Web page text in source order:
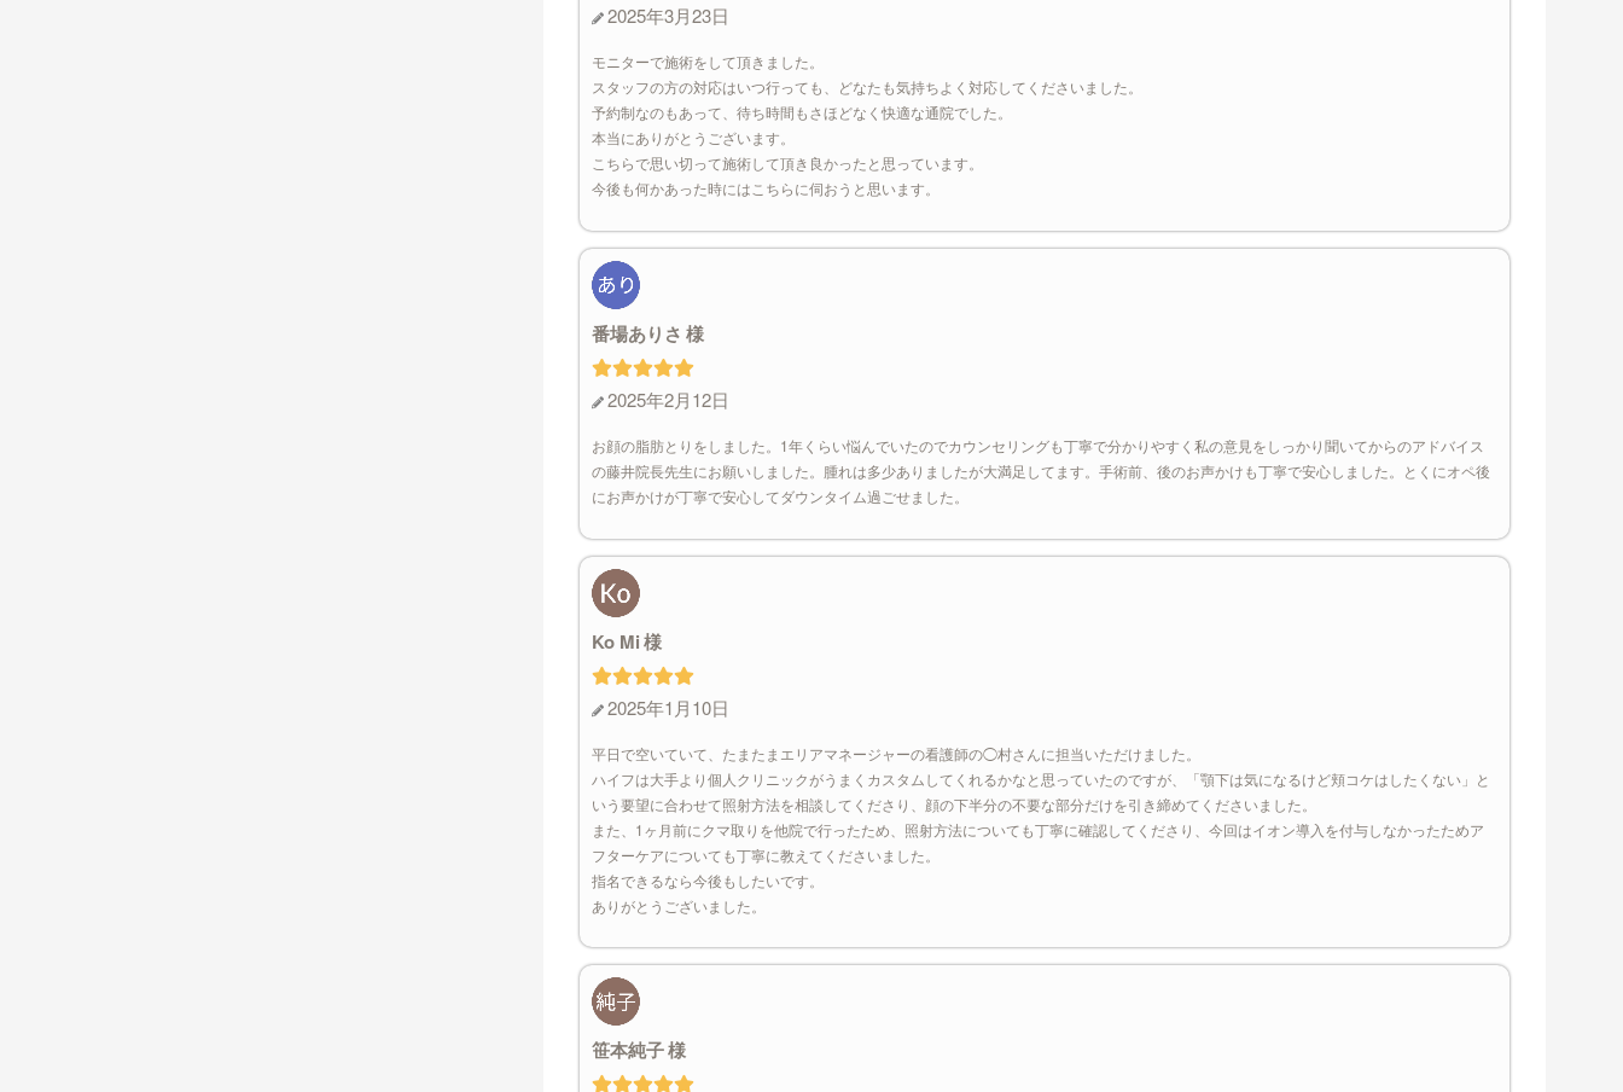
2025年3月23日
モニターで施術をして頂きました。
スタッフの方の対応はいつ行っても、どなたも気持ちよく対応してくださいました。
予約制なのもあって、待ち時間もさほどなく快適な通院でした。
本当にありがとうございます。
こちらで思い切って施術して頂き良かったと思っています。
今後も何かあった時にはこちらに伺おうと思います。
番場ありさ
2025年2月12日
お顔の脂肪とりをしました。1年くらい悩んでいたのでカウンセリングも丁寧で分かりやすく私の意見をしっかり聞いてからのアドバイス
の藤井院長先生にお願いしました。腫れは多少ありましたが大満足してます。手術前、後のお声かけも丁寧で安心しました。とくにオペ後
にお声かけが丁寧で安心してダウンタイム過ごせました。
Ko Mi
2025年1月10日
平日で空いていて、たまたまエリアマネージャーの看護師の◯村さんに担当いただけました。
ハイフは大手より個人クリニックがうまくカスタムしてくれるかなと思っていたのですが、「顎下は気になるけど頬コケはしたくない」と
いう要望に合わせて照射方法を相談してくださり、顔の下半分の不要な部分だけを引き締めてくださいました。
また、1ヶ月前にクマ取りを他院で行ったため、照射方法についても丁寧に確認してくださり、今回はイオン導入を付与しなかったためア
フターケアについても丁寧に教えてくださいました。
指名できるなら今後もしたいです。
ありがとうございました。
笹本純子